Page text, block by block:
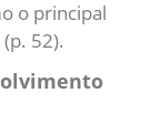
o principal
52).